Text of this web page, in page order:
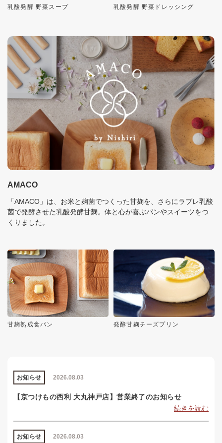
乳酸発酵 野菜スープ 乳酸発酵 野菜ドレッシング
AMACO
「AMACO」は、お米と麹菌でつくった甘麹を、さらにラブレ乳酸
菌で発酵させた乳酸発酵甘麹。体と心が喜ぶパンやスイーツをつ
くりました。
甘麹熟成食パン 発酵甘麹チーズプリン
2026.08.03
お知らせ
【京つけもの西利 大丸神戸店】営業終了のお知らせ
続きを読む
2026.08.03
お知らせ